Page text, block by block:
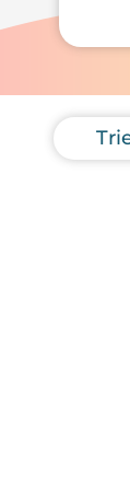
Art de la
Bien
Sports,
PLV &